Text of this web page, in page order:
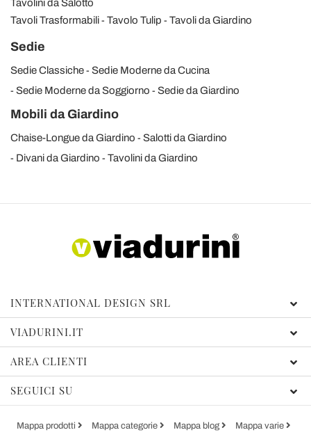
Tavolini da Salotto
Tavoli Trasformabili
Tavolo Tulip Tavoli da Giardino
Sedie
Sedie Classiche
Sedie Moderne da Cucina
Sedie Moderne da Soggiorno
Sedie da Giardino
Mobili da Giardino
Chaise-Longue da Giardino
Salotti da Giardino
Divani da Giardino
Tavolini da Giardino
INTERNATIONAL DESIGN SRL
VIADURINI.IT
AREA CLIENTI
SEGUICI SU
Mappa prodotti Mappa categorie Mappa blog Mappa varie